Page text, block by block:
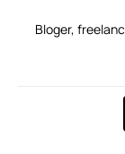
Bloger,